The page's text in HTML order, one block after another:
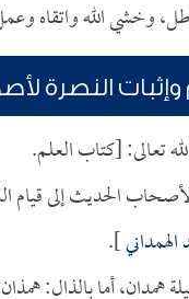
وخشي الله واتقاه
النصرة
تعالى: [كتاب العلم.
الحديث إلى قيام
].
همدان، أما بالذال: